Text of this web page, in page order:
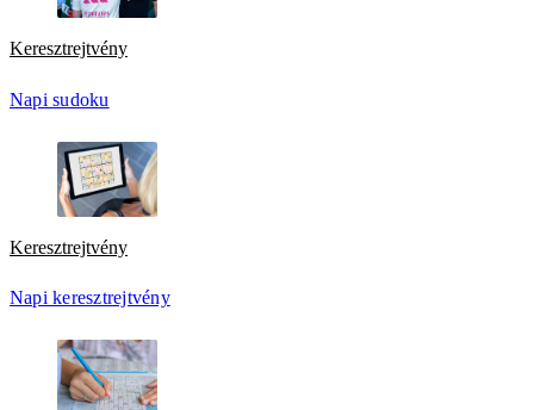
Keresztrejtvény
Napi sudoku
Keresztrejtvény
Napi keresztrejtvény